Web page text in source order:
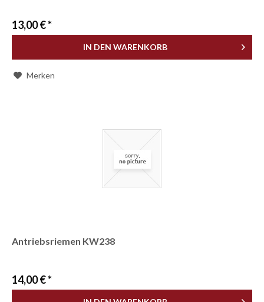
13,00 € *
IN DEN WARENKORB
Merken
Antriebsriemen KW238
14,00 € *